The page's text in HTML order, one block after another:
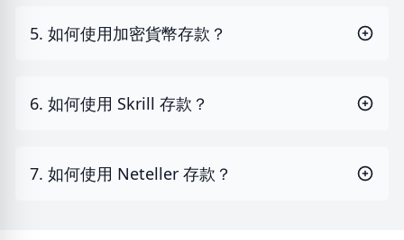
5. 如何使用加密貨幣存款？
6. 如何使用 Skrill 存款？
7. 如何使用 Neteller 存款？